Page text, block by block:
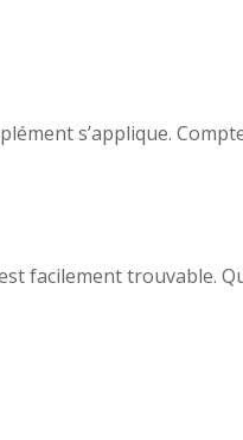
s’applique.
facilement trouvable.